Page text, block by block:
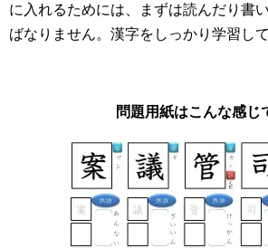
に入れるためには、まずは読んだり書
ばなりません。漢字をしっかり学習し
問題用紙はこんな感じ